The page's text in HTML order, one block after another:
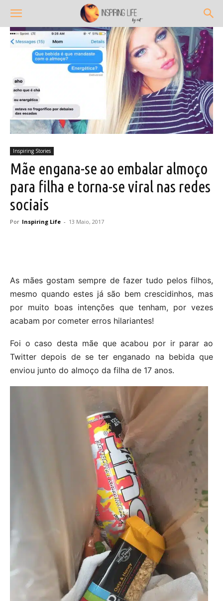
Inspiring Stories
Mãe engana-se ao embalar almoço
para filha e torna-se viral nas redes
sociais
Por Inspiring Life - 13 Maio, 2017
As mães gostam sempre de fazer tudo pelos filhos,
mesmo quando estes já são bem crescidinhos, mas
por muito boas intenções que tenham, por vezes
acabam por cometer erros hilariantes!
Foi o caso desta mãe que acabou por ir parar ao
Twitter depois de se ter enganado na bebida que
enviou junto do almoço da filha de 17 anos.